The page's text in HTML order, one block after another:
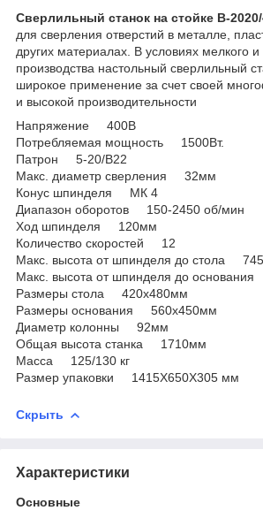
Сверлильный станок на стойке В-
для сверления отверстий в металле,
других материалах. В условиях мелкого
производства настольный сверлильный
широкое применение за счет своей
и высокой производительности
Напряжение 400В
Потребляемая мощность 1500Вт.
Патрон 5-20/B22
Макс. диаметр сверления 32мм
Конус шпинделя МК 4
Диапазон оборотов 150-2450 об/мин
Ход шпинделя 120мм
Количество скоростей 12
Макс. высота от шпинделя до стола
Макс. высота от шпинделя до
Размеры стола 420х480мм
Размеры основания 560х450мм
Диаметр колонны 92мм
Общая высота станка 1710мм
Масса 125/130 кг
Размер упаковки 1415X650X305 мм
Скрыть
Характеристики
Основные